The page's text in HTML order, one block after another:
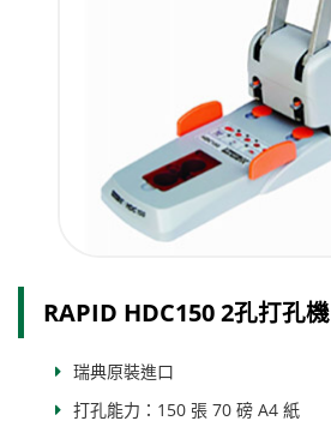
RAPID HDC150 2孔打孔機
瑞典原裝進口
打孔能力：150 張 70 磅 A4 紙